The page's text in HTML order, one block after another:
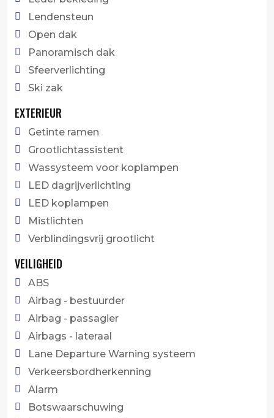
Lendensteun
Open dak
Panoramisch dak
Sfeerverlichting
Ski zak
EXTERIEUR
Getinte ramen
Grootlichtassistent
Wassysteem voor koplampen
LED dagrijverlichting
LED koplampen
Mistlichten
Verblindingsvrij grootlicht
VEILIGHEID
ABS
Airbag - bestuurder
Airbag - passagier
Airbags - lateraal
Lane Departure Warning systeem
Verkeersbordherkenning
Alarm
Botswaarschuwing